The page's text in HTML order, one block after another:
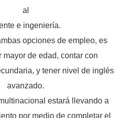
al
e ingeniería.
opciones de empleo, es
mayor de edad, contar con
y tener nivel de inglés
avanzado.
estará llevando a
por medio de completar el